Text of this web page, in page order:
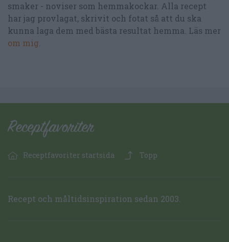
smaker - noviser som hemmakockar. Alla recept
har jag provlagat, skrivit och fotat så att du ska
kunna laga dem med bästa resultat hemma. Läs mer
om mig.
Receptfavoriter startsida Topp
Recept och måltidsinspiration sedan 2003.